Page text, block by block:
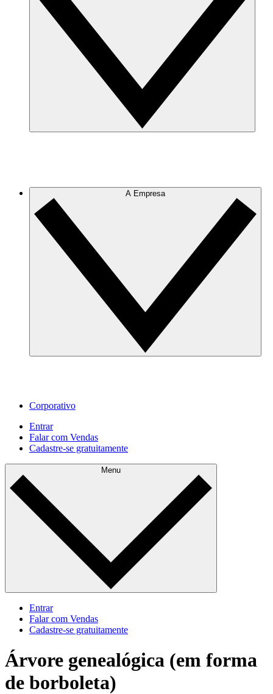
A Empresa
Corporativo
Entrar
Falar com Vendas
Cadastre‐se gratuitamente
Menu
Entrar
Falar com Vendas
Cadastre‐se gratuitamente
Árvore genealógica (em forma
de borboleta)